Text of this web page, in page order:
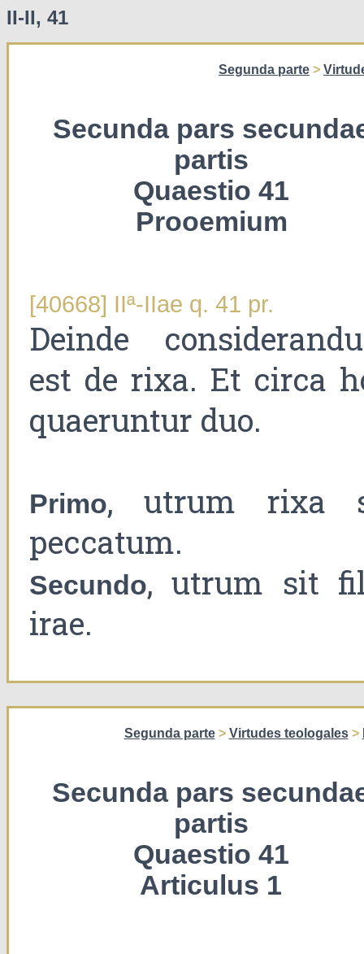
II-II, 41
Segunda parte >
Secunda pars
partis
Quaestio 41
Prooemium
[40668] IIª-IIae q. 41 pr.
Deinde
est de rixa. Et circa
quaeruntur duo.
Primo, utrum rixa
peccatum.
Secundo, utrum sit
irae.
Segunda parte> Virtudes teologales>
Secunda pars
partis
Quaestio 41
Articulus 1